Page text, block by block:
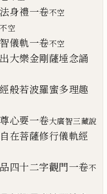
身禮一卷不空
不空
儀軌一卷不空
大樂金剛薩埵念誦
般若波羅蜜多理趣
心要一卷大廣智三藏說
在菩薩修行儀軌經
四十二字觀門一卷不